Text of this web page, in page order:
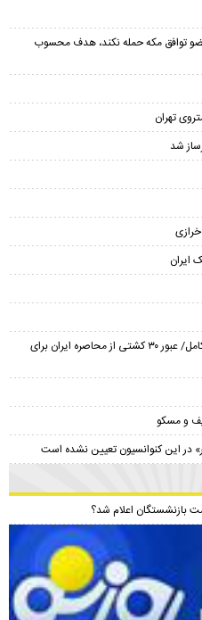
توافق مکه حمله نکند، هدف محسوب
تهران
شد
ایران
سنتکام: ناو آبراهام لینکلن در آماده‌باش کامل/ عبور ۳۰ کشتی از محاصره ایران برای
و مسکو
در این کنوانسیون تعیین نشده است
بازنشستگان اعلام شد؟